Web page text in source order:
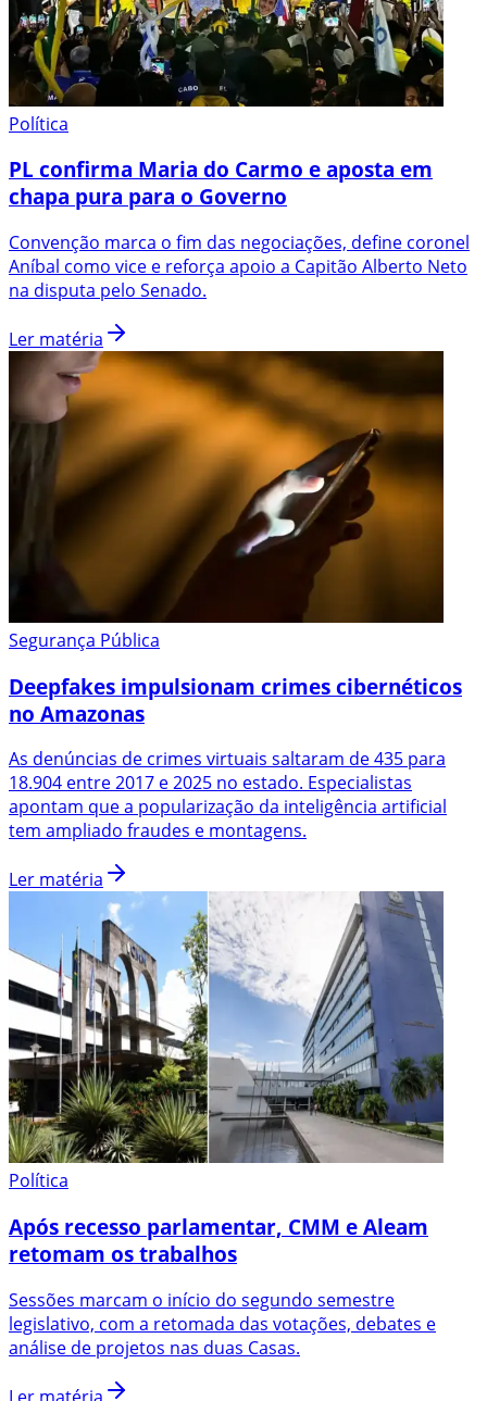
Política
PL confirma Maria do Carmo e aposta em
chapa pura para o Governo
Convenção marca o fim das negociações, define coronel
Aníbal como vice e reforça apoio a Capitão Alberto Neto
na disputa pelo Senado.
Ler matéria
Segurança Pública
Deepfakes impulsionam crimes cibernéticos
no Amazonas
As denúncias de crimes virtuais saltaram de 435 para
18.904 entre 2017 e 2025 no estado. Especialistas
apontam que a popularização da inteligência artificial
tem ampliado fraudes e montagens.
Ler matéria
Política
Após recesso parlamentar, CMM e Aleam
retomam os trabalhos
Sessões marcam o início do segundo semestre
legislativo, com a retomada das votações, debates e
análise de projetos nas duas Casas.